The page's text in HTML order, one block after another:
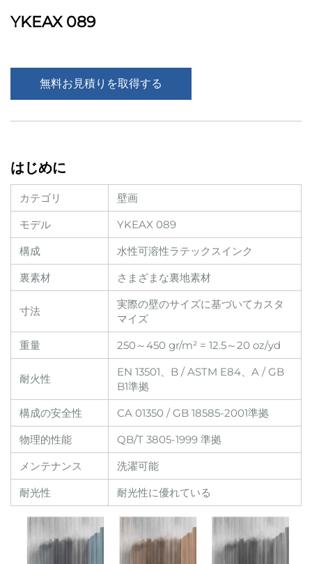
YKEAX 089
無料お見積りを取得する
はじめに
カテゴリ
壁画
モデル
YKEAX 089
構成
水性可溶性ラテックスインク
裏素材
さまざまな裏地素材
寸法
実際の壁のサイズに基づいてカスタ
マイズ
重量
250～450 gr/m² = 12.5～20 oz/yd
耐火性
EN 13501、B / ASTM E84、A / GB
B1準拠
構成の安全性
CA 01350 / GB 18585-2001準拠
物理的性能
QB/T 3805-1999 準拠
メンテナンス
洗濯可能
耐光性
耐光性に優れている